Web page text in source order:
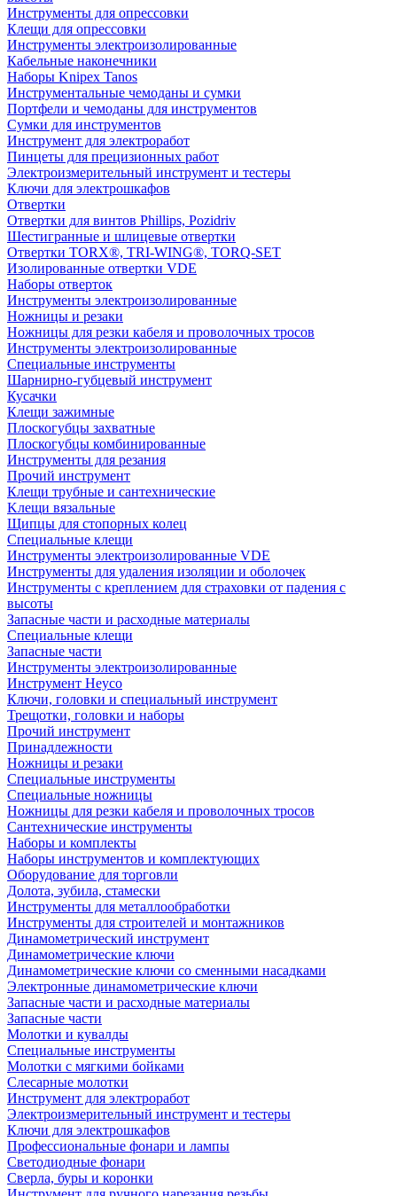
Инструменты для опрессовки
Клещи для опрессовки
Инструменты электроизолированные
Кабельные наконечники
Наборы Knipex Tanos
Инструментальные чемоданы и сумки
Портфели и чемоданы для инструментов
Сумки для инструментов
Инструмент для электроработ
Пинцеты для прецизионных работ
Электроизмерительный инструмент и тестеры
Ключи для электрошкафов
Отвертки
Отвертки для винтов Phillips, Pozidriv
Шестигранные и шлицевые отвертки
Отвертки TORX®, TRI-WING®, TORQ-SET
Изолированные отвертки VDE
Наборы отверток
Инструменты электроизолированные
Ножницы и резаки
Ножницы для резки кабеля и проволочных тросов
Инструменты электроизолированные
Специальные инструменты
Шарнирно-губцевый инструмент
Кусачки
Клещи зажимные
Плоскогубцы захватные
Плоскогубцы комбинированные
Инструменты для резания
Прочий инструмент
Клещи трубные и сантехнические
Kлещи вязальные
Щипцы для стопорных колец
Специальные клещи
Инструменты электроизолированные VDE
Инструменты для удаления изоляции и оболочек
Инструменты с креплением для страховки от падения с
высоты
Запасные части и расходные материалы
Специальные клещи
Запасные части
Инструменты электроизолированные
Инструмент Heyco
Ключи, головки и специальный инструмент
Трещотки, головки и наборы
Прочий инструмент
Принадлежности
Ножницы и резаки
Специальные инструменты
Специальные ножницы
Ножницы для резки кабеля и проволочных тросов
Сантехнические инструменты
Наборы и комплекты
Наборы инструментов и комплектующих
Оборудование для торговли
Долота, зубила, стамески
Инструменты для металлообработки
Инструменты для строителей и монтажников
Динамометрический инструмент
Динамометрические ключи
Динамометрические ключи со сменными насадками
Электронные динамометрические ключи
Запасные части и расходные материалы
Запасные части
Молотки и кувалды
Специальные инструменты
Молотки с мягкими бойками
Слесарные молотки
Инструмент для электроработ
Электроизмерительный инструмент и тестеры
Ключи для электрошкафов
Профессиональные фонари и лампы
Светодиодные фонари
Сверла, буры и коронки